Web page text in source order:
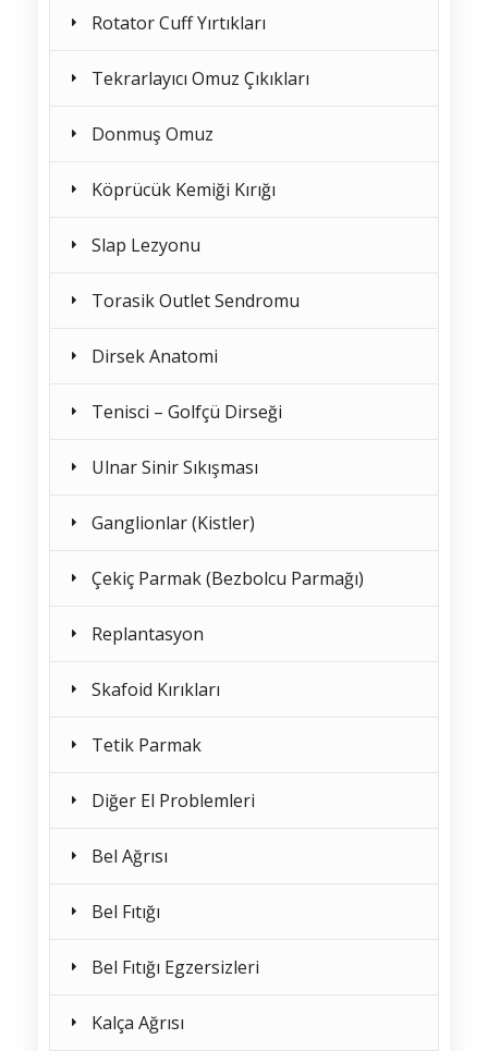
Rotator Cuff Yırtıkları
Tekrarlayıcı Omuz Çıkıkları
Donmuş Omuz
Köprücük Kemiği Kırığı
Slap Lezyonu
Torasik Outlet Sendromu
Dirsek Anatomi
Tenisci – Golfçü Dirseği
Ulnar Sinir Sıkışması
Ganglionlar (Kistler)
Çekiç Parmak (Bezbolcu Parmağı)
Replantasyon
Skafoid Kırıkları
Tetik Parmak
Diğer El Problemleri
Bel Ağrısı
Bel Fıtığı
Bel Fıtığı Egzersizleri
Kalça Ağrısı